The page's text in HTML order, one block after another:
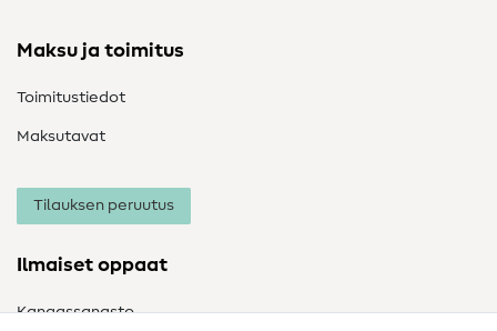
Maksu ja toimitus
Toimitustiedot
Maksutavat
Tilauksen peruutus
Ilmaiset oppaat
Kangassanasto